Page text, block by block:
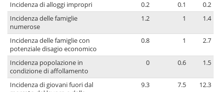
Incidenza di alloggi impropri 0.2 0.1
0.2
Incidenza delle famiglie
numerose
1.2 1 1.4
Incidenza delle famiglie con
potenziale disagio economico
0.8 1 2.7
Incidenza popolazione in
condizione di affollamento
0 0.6 1.5
Incidenza di giovani fuori dal
9.3 7.5 12.3